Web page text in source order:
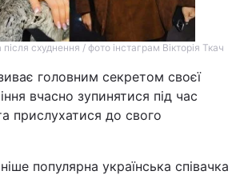
після схуднення / фото інстаграм Вікторія Ткач
головним секретом своєї
вчасно зупинятися під час
прислухатися до свого
популярна українська співачка